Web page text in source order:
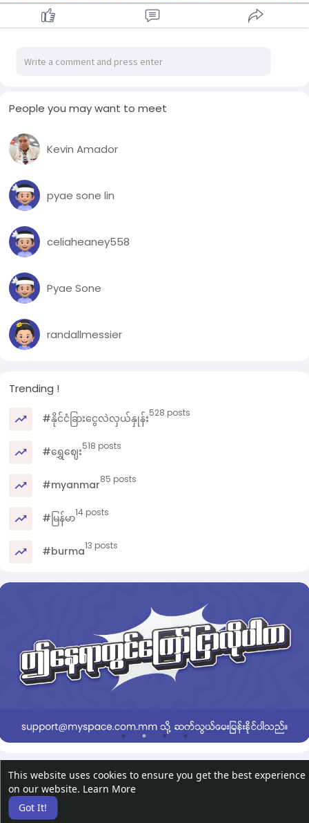
This website uses cookies to ensure you get the best experience
on our website. Learn More
Got It!
People you may want to meet
Kevin Amador
pyae sone lin
celiaheaney558
Pyae Sone
randallmessier
Trending !
#နိုင်ငံခြားငွေလဲလှယ်နှုန်း528 posts
#ရွှေဈေး518 posts
#myanmar85 posts
#မြန်မာ14 posts
#burma13 posts